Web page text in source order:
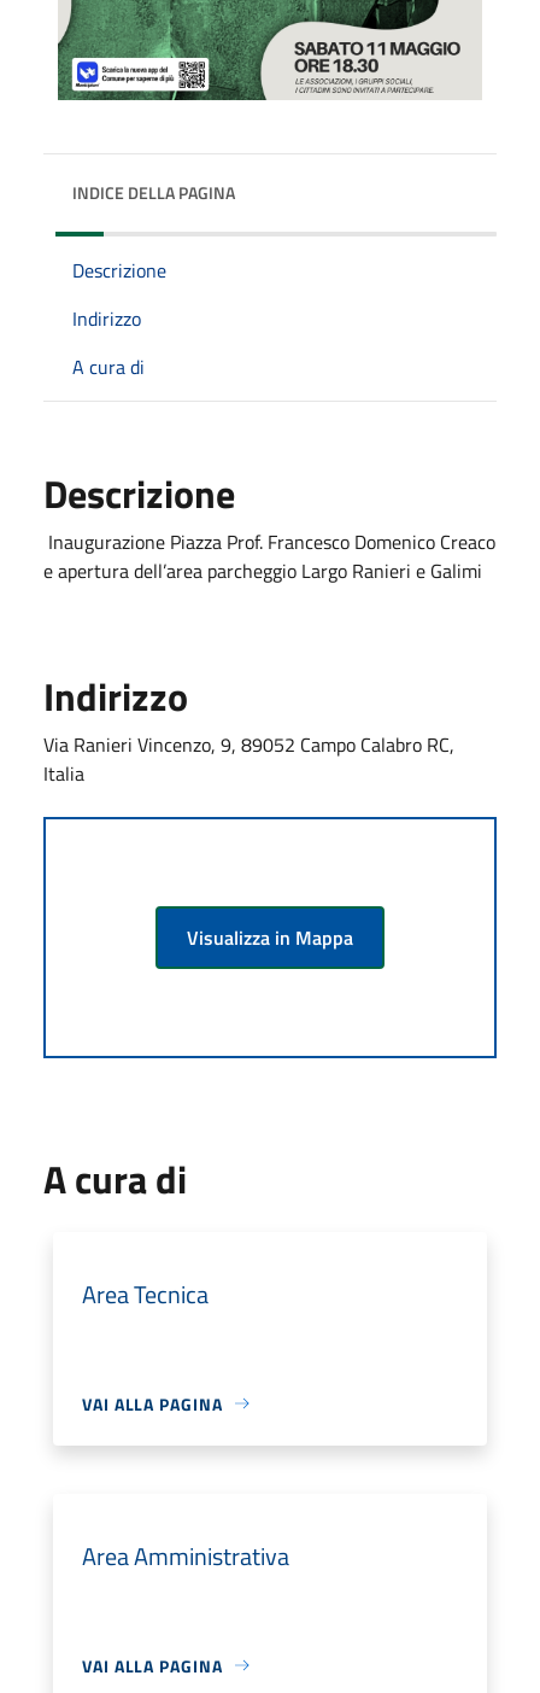
INDICE DELLA PAGINA
Descrizione
Indirizzo
A cura di
Descrizione
Inaugurazione Piazza Prof. Francesco Domenico Creaco
e apertura dell’area parcheggio Largo Ranieri e Galimi
Indirizzo
Via Ranieri Vincenzo, 9, 89052 Campo Calabro RC,
Italia
Visualizza in Mappa
A cura di
Area Tecnica
VAI ALLA PAGINA
Area Amministrativa
VAI ALLA PAGINA